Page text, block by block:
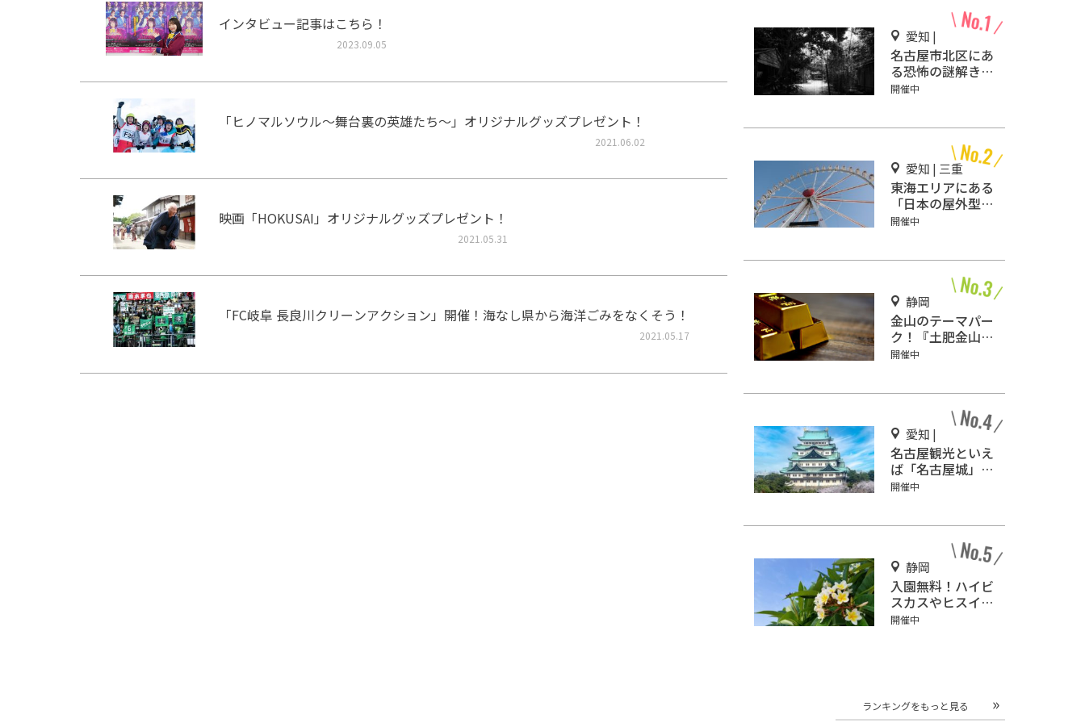
インタビュー記事はこちら！
2023.09.05
「ヒノマルソウル～舞台裏の英雄たち～」オリジナルグッズプレゼント！
2021.06.02
映画「HOKUSAI」オリジナルグッズプレゼント！
2021.05.31
「FC岐阜 長良川クリーンアクション」開催！海なし県から海洋ごみをなくそう！
2021.05.17
愛知 |
名古屋市北区にあ
る恐怖の謎解きミ
ステリーホラー
開催中
愛知 | 三重
東海エリアにある
「日本の屋外型テ
ーマパーク敷地面
開催中
静岡
金山のテーマパー
ク！『土肥金山』
で砂金採り体験や
開催中
愛知 |
名古屋観光といえ
ば「名古屋城」！
2匹の金鯱を見に
開催中
静岡
入園無料！ハイビ
スカスやヒスイカ
ズラが咲く『下賀
開催中
ランキングをもっと見る